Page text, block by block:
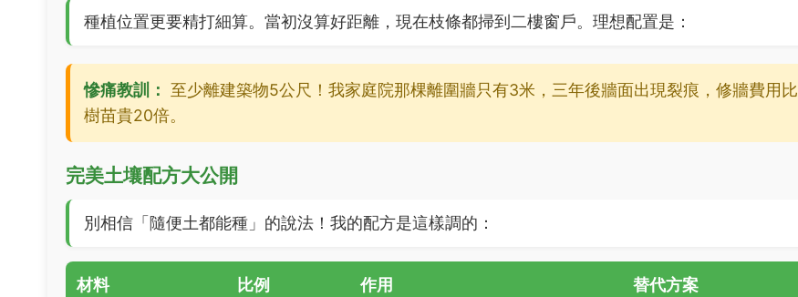
種植位置更要精打細算。當初沒算好距離，現在枝條都掃到二樓窗戶。理想配置是：
慘痛教訓： 至少離建築物5公尺！我家庭院那棵離圍牆只有3米，三年後牆面出現裂痕，修牆費用比
樹苗貴20倍。
完美土壤配方大公開
別相信「隨便土都能種」的說法！我的配方是這樣調的：
材料 比例 作用 替代方案